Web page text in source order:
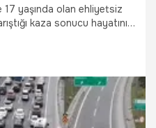
yaşında olan ehliyetsiz
kaza sonucu hayatını